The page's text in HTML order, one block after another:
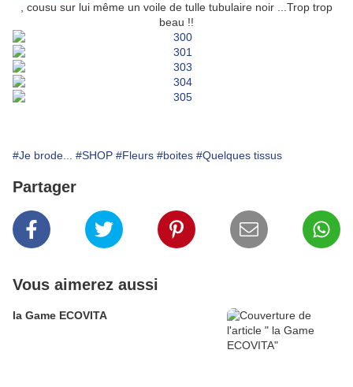
, cousu sur lui même un voile de tulle tubulaire noir ...Trop trop
beau !!
#Je brode... #SHOP #Fleurs #boites #Quelques tissus
Partager
Vous aimerez aussi
la Game ECOVITA